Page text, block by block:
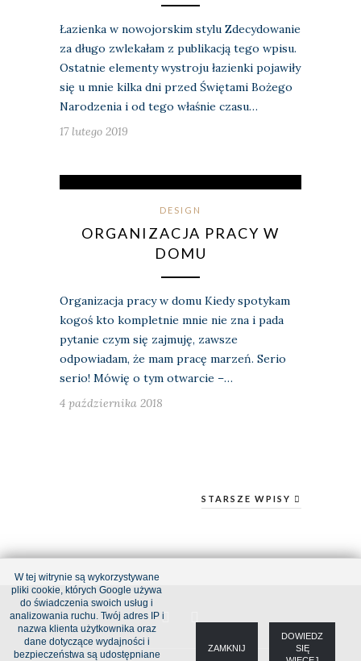
Łazienka w nowojorskim stylu Zdecydowanie
za długo zwlekałam z publikacją tego wpisu.
Ostatnie elementy wystroju łazienki pojawiły
się u mnie kilka dni przed Świętami Bożego
Narodzenia i od tego właśnie czasu…
17 lutego 2019
DESIGN
ORGANIZACJA PRACY W
DOMU
Organizacja pracy w domu Kiedy spotykam
kogoś kto kompletnie mnie nie zna i pada
pytanie czym się zajmuję, zawsze
odpowiadam, że mam pracę marzeń. Serio
serio! Mówię o tym otwarcie –…
4 października 2018
STARSZE WPISY
W tej witrynie są wykorzystywane
pliki cookie, których Google używa
do świadczenia swoich usług i
analizowania ruchu. Twój adres IP i
nazwa klienta użytkownika oraz
dane dotyczące wydajności i
bezpieczeństwa są udostępniane
ZAMKNIJ
DOWIEDZ
SIĘ